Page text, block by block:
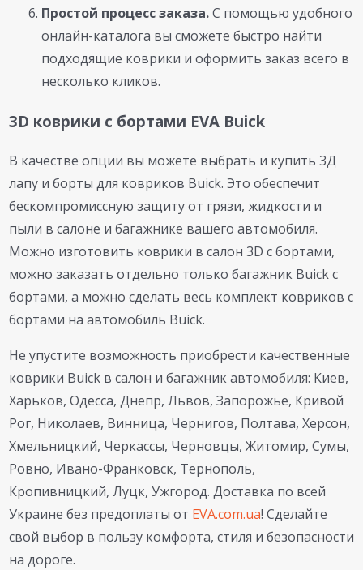
Простой процесс заказа.С помощью удобного
онлайн-каталога вы сможете быстро найти
подходящие коврики и оформить заказ всего в
несколько кликов.
3D коврики с бортами EVA Buick
В качестве опции вы можете выбрать и купить 3Д
лапу и борты для ковриков Buick. Это обеспечит
бескомпромиссную защиту от грязи, жидкости и
пыли в салоне и багажнике вашего автомобиля.
Можно изготовить коврики в салон 3D с бортами,
можно заказать отдельно только багажник Buick с
бортами, а можно сделать весь комплект ковриков с
бортами на автомобиль Buick.
Не упустите возможность приобрести качественные
коврики Buick в салон и багажник автомобиля: Киев,
Харьков, Одесса, Днепр, Львов, Запорожье, Кривой
Рог, Николаев, Винница, Чернигов, Полтава, Херсон,
Хмельницкий, Черкассы, Черновцы, Житомир, Сумы,
Ровно, Ивано-Франковск, Тернополь,
Кропивницкий, Луцк, Ужгород. Доставка по всей
Украине без предоплаты от EVA.com.ua! Сделайте
свой выбор в пользу комфорта, стиля и безопасности
на дороге.